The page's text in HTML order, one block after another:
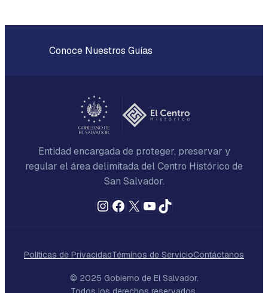
Conoce Nuestros Guías
Entidad encargada de proteger, preservar y
regular el área delimitada del Centro Histórico de
San Salvador.
Instagram
Facebook
X YouTube
TikTok
© 2025 Gobierno de El Salvador.
Políticas de PrivacidadTérminos de ServicioContáctanos